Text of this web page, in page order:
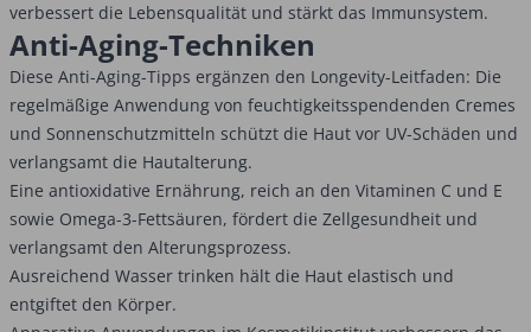
verbessert die Lebensqualität und stärkt das Immunsystem.
Anti-Aging-Techniken
Diese Anti-Aging-Tipps ergänzen den Longevity-Leitfaden: Die
regelmäßige Anwendung von feuchtigkeitsspendenden Cremes
und Sonnenschutzmitteln schützt die Haut vor UV-Schäden und
verlangsamt die Hautalterung.
Eine antioxidative Ernährung, reich an den Vitaminen C und E
sowie Omega-3-Fettsäuren, fördert die Zellgesundheit und
verlangsamt den Alterungsprozess.
Ausreichend Wasser trinken hält die Haut elastisch und
entgiftet den Körper.